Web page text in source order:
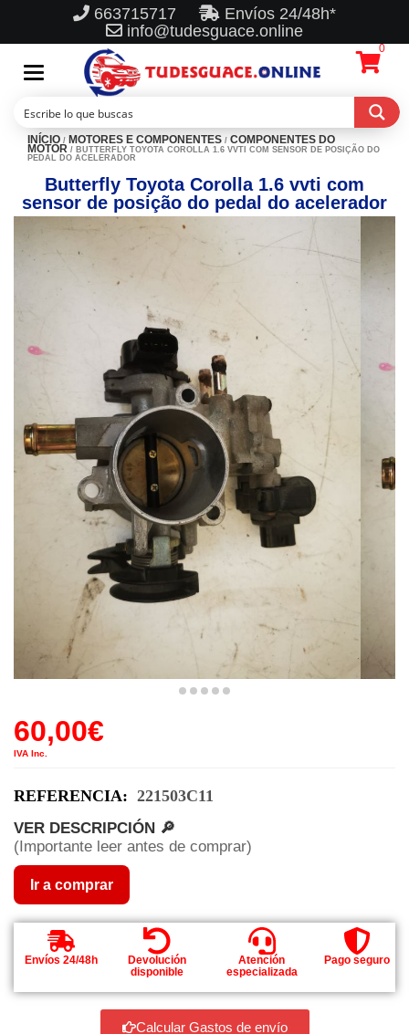
663715717
Envíos 24/48h*
info@tudesguace.online
Toggle
navigation
0
INÍCIO / MOTORES E COMPONENTES / COMPONENTES DO
MOTOR / BUTTERFLY TOYOTA COROLLA 1.6 VVTI COM SENSOR DE POSIÇÃO DO
PEDAL DO ACELERADOR
Butterfly Toyota Corolla 1.6 vvti com
sensor de posição do pedal do acelerador
60,00€
IVA Inc.
REFERENCIA: 221503C11
VER DESCRIPCIÓN 🔎
(Importante leer antes de comprar)
Ir a comprar
Envíos 24/48h
Devolución
disponible
Atención
especializada
Pago seguro
Calcular Gastos de envío